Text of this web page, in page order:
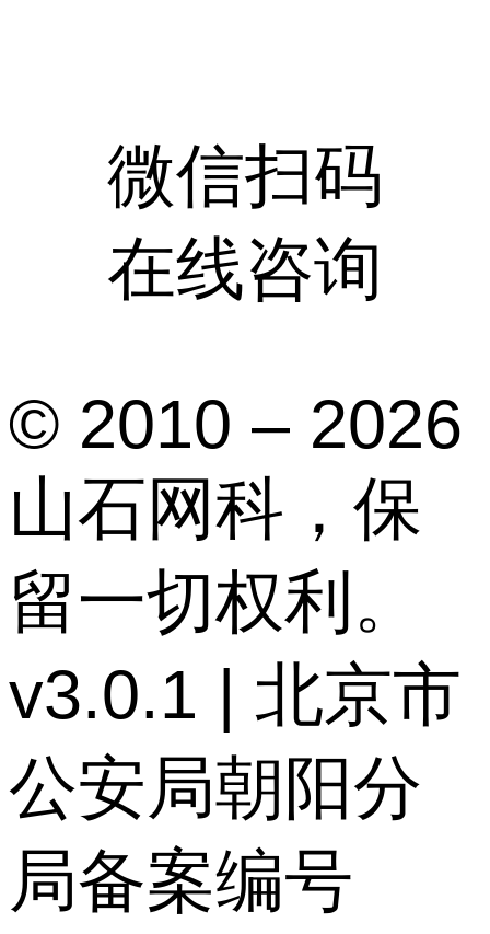
微信扫码
在线咨询
© 2010 – 2026
山石网科，保
留一切权利。
v3.0.1 | 北京市
公安局朝阳分
局备案编号